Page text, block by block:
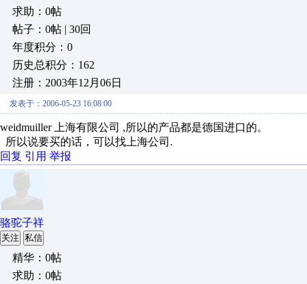
求助：0帖
帖子：0帖 | 30回
年度积分：0
历史总积分：162
注册：2003年12月06日
发表于：2006-05-23 16:08:00
weidmuiller 上海有限公司 ,所以的产品都是德国进口的。
所以说要买的话，可以找上海公司.
回复 引用 举报
骆驼子祥
关注 私信
精华：0帖
求助：0帖